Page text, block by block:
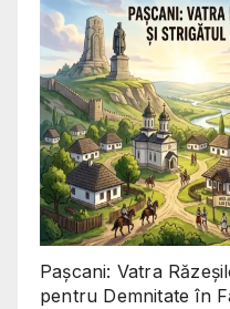
Pașcani: Vatra
pentru Demnitate în